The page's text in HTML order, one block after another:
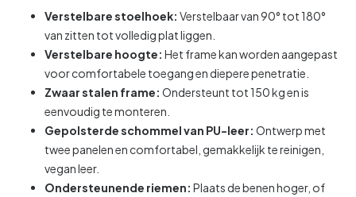
Verstelbare stoelhoek: Verstelbaar van 90° tot 180°
van zitten tot volledig plat liggen.
Verstelbare hoogte: Het frame kan worden aangepast
voor comfortabele toegang en diepere penetratie.
Zwaar stalen frame: Ondersteunt tot 150 kg en is
eenvoudig te monteren.
Gepolsterde schommel van PU-leer: Ontwerp met
twee panelen en comfortabel, gemakkelijk te reinigen,
vegan leer.
Ondersteunende riemen: Plaats de benen hoger, of